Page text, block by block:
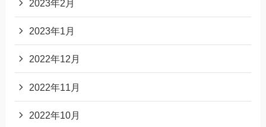
2023年2月
2023年1月
2022年12月
2022年11月
2022年10月